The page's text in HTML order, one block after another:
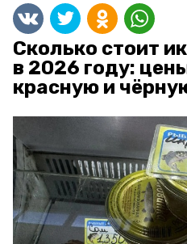
Сколько стоит
в 2026 году:
красную и